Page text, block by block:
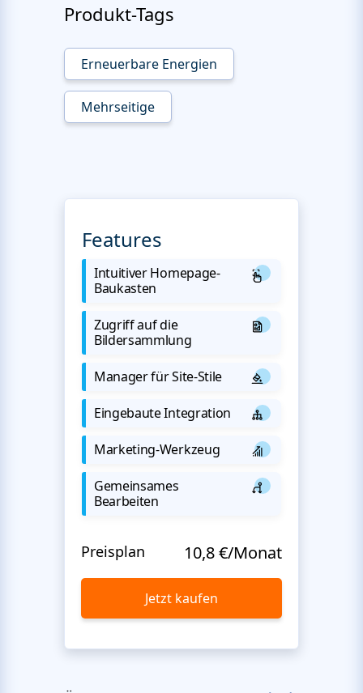
Produkt-Tags
Erneuerbare Energien
Mehrseitige
Features
Intuitiver Homepage-
Baukasten
Zugriff auf die
Bildersammlung
Manager für Site-Stile
Eingebaute Integration
Marketing-Werkzeug
Gemeinsames
Bearbeiten
Preisplan 10,8 €/Monat
Jetzt kaufen